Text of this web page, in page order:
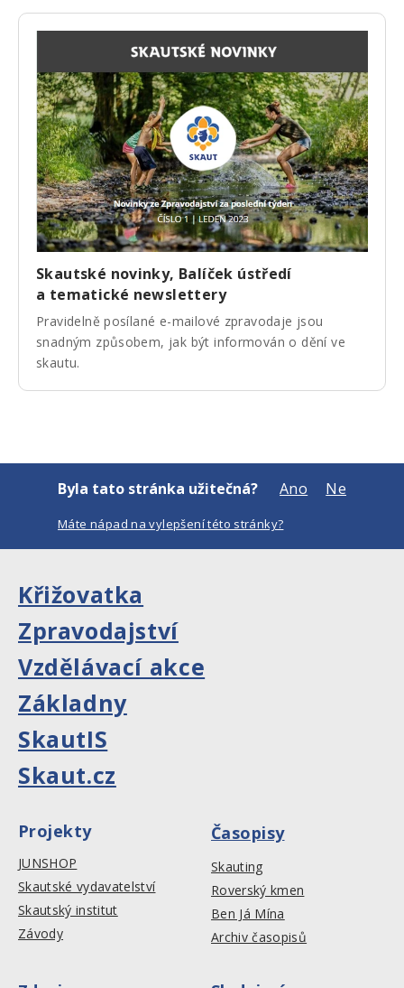
Skautské novinky, Balíček ústředí
a tematické newslettery
Pravidelně posílané e-mailové zpravodaje jsou
snadným způsobem, jak být informován o dění ve
skautu.
Byla tato stránka užitečná? Ano Ne
Máte nápad na vylepšení této stránky?
Křižovatka
Zpravodajství
Vzdělávací akce
Základny
SkautIS
Skaut.cz
Projekty
JUNSHOP
Skautské vydavatelství
Skautský institut
Závody
Časopisy
Skauting
Roverský kmen
Ben Já Mína
Archiv časopisů